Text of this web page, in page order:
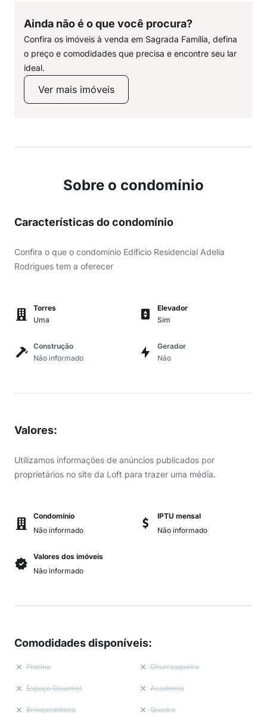
Ainda não é o que você procura?
Confira os imóveis à venda em Sagrada Família, defina
o preço e comodidades que precisa e encontre seu lar
ideal.
Ver mais imóveis
Sobre o condomínio
Características do condomínio
Confira o que o condomínio Edificio Residencial Adelia
Rodrigues tem a oferecer
Torres
Uma
Elevador
Sim
Construção
Não informado
Gerador
Não
Valores:
Utilizamos informações de anúncios publicados por
proprietários no site da Loft para trazer uma média.
Condomínio
Não informado
IPTU mensal
Não informado
Valores dos imóveis
Não informado
Comodidades disponíveis:
Piscina Churrasqueira
Espaço Gourmet Academia
Brinquedoteca Quadra